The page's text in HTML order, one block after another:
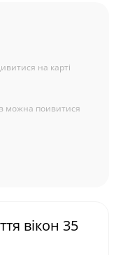
на карті
можна поивитися
вікон 35